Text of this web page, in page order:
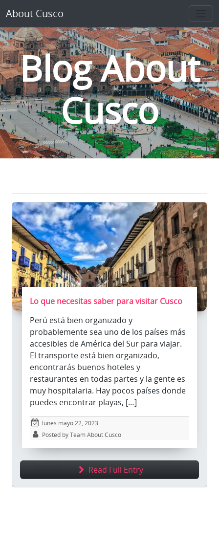
About Cusco
Blog About
Cusco
Lo que necesitas saber para visitar Cusco
Perú está bien organizado y
probablemente sea uno de los países más
accesibles de América del Sur para viajar.
El transporte está bien organizado,
encontrarás buenos hoteles y
restaurantes en todas partes y la gente es
muy hospitalaria. Hay pocos países donde
puedes encontrar playas, […]
lunes mayo 22, 2023
Posted by Team About Cusco
Read Full Entry